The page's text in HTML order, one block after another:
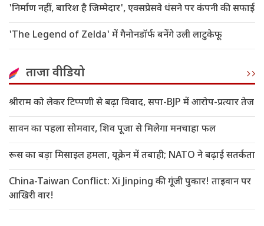
'निर्माण नहीं, बारिश है जिम्मेदार', एक्सप्रेसवे धंसने पर कंपनी की सफाई
'The Legend of Zelda' में गैनोनडॉर्फ बनेंगे उली लाटुकेफू
ताजा वीडियो
श्रीराम को लेकर टिप्पणी से बढ़ा विवाद, सपा-BJP में आरोप-प्रत्यार तेज
सावन का पहला सोमवार, शिव पूजा से मिलेगा मनचाहा फल
रूस का बड़ा मिसाइल हमला, यूक्रेन में तबाही; NATO ने बढ़ाई सतर्कता
China-Taiwan Conflict: Xi Jinping की गूंजी पुकार! ताइवान पर
आखिरी वार!